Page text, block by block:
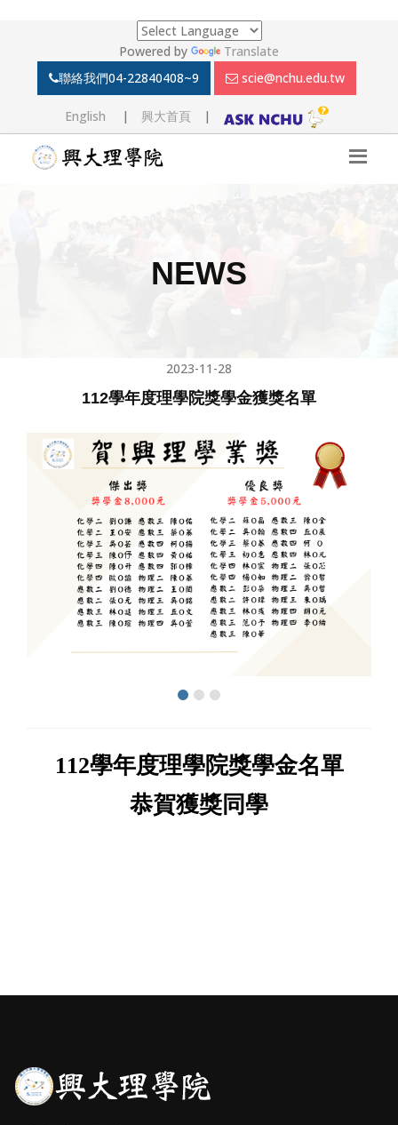
Powered by
Translate
聯絡我們04-22840408~9 scie@nchu.edu.tw
English | 興大首頁|
NEWS
2023-11-28
112學年度理學院獎學金獲獎名單
112學年度理學院獎學金名單
恭賀獲獎同學